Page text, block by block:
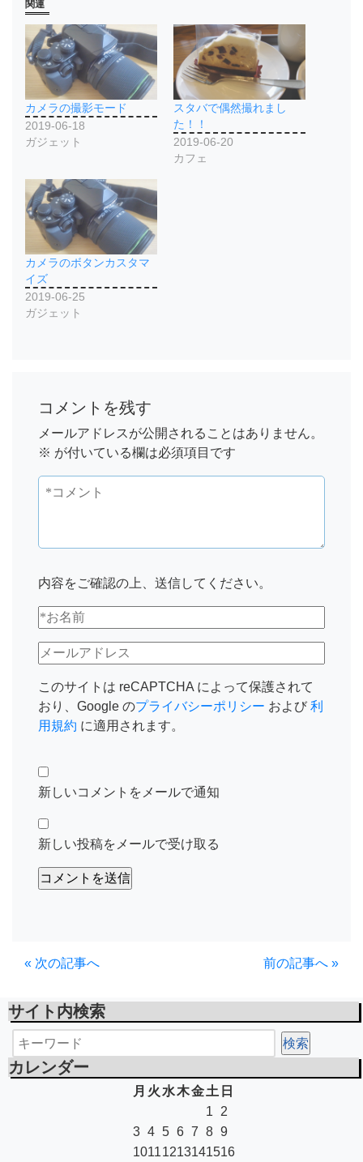
関連
カメラの撮影モード
2019-06-18
ガジェット
スタバで偶然撮れまし
た！！
2019-06-20
カフェ
カメラのボタンカスタマ
イズ
2019-06-25
ガジェット
コメントを残す
メールアドレスが公開されることはありません。
※ が付いている欄は必須項目です
内容をご確認の上、送信してください。
このサイトは reCAPTCHA によって保護されて
おり、Google のプライバシーポリシー および 利
用規約 に適用されます。
新しいコメントをメールで通知
新しい投稿をメールで受け取る
前の記事へ »
« 次の記事へ
サイト内検索
カレンダー
月 火 水木金 土 日
1
2
3 4 5 6 7 8 9
10111213141516